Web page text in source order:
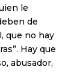
le
de
que no hay
Hay que
abusador,